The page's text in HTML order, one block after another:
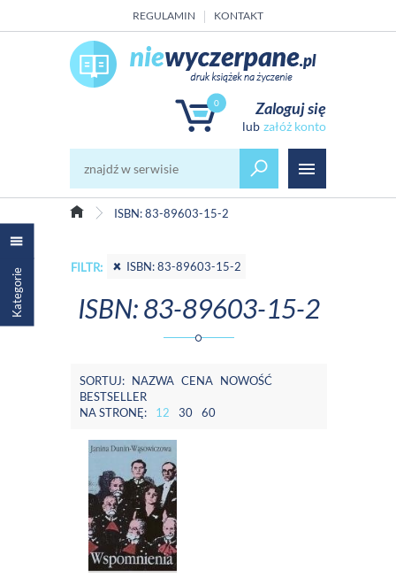
REGULAMIN KONTAKT
0 Zaloguj się
załóż konto
ISBN: 83-89603-15-2
Kategorie FILTR: ISBN: 83-89603-15-2
ISBN: 83-89603-15-2
SORTUJ: NAZWA CENA NOWOŚĆ
BESTSELLER
NA STRONĘ:
12 30 60